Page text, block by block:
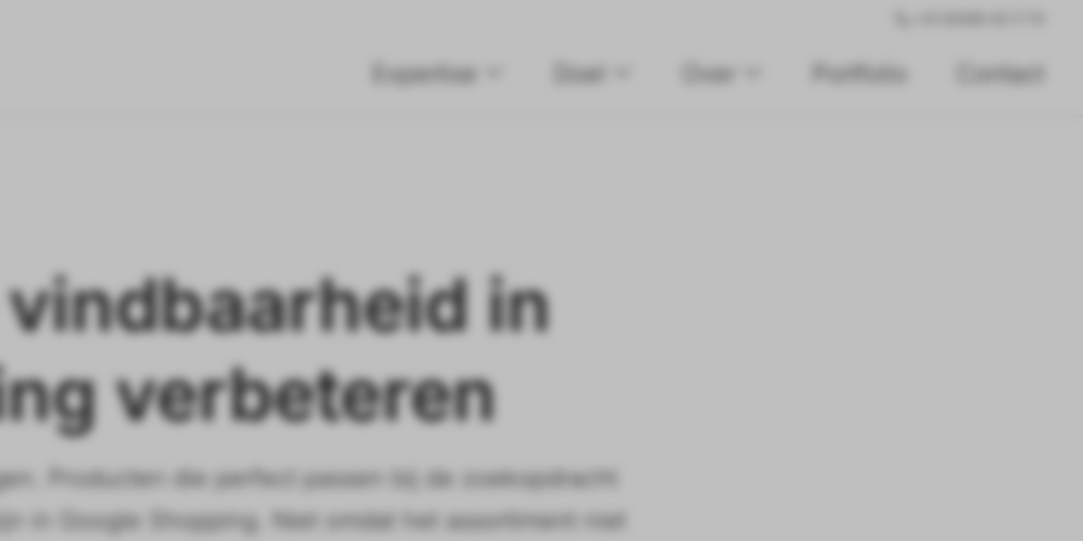
Expertise Doel Over Portfolio Contact
in
verbeteren
Producten die perfect passen bij de zoekopdracht
in Google Shopping. Niet omdat het assortiment niet